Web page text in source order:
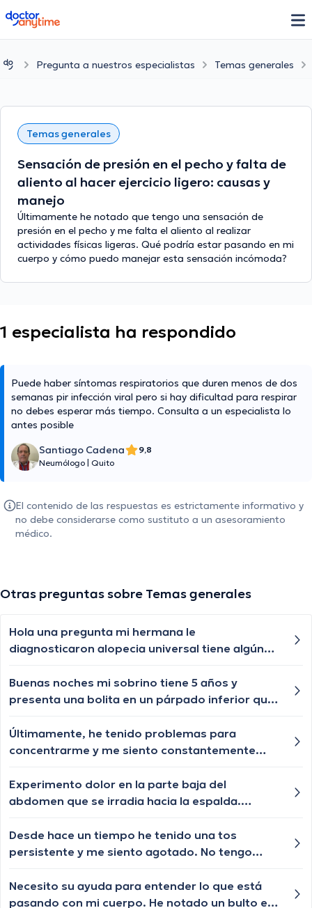
doctoranytime
Pregunta a nuestros especialistas Temas generales
Temas generales
Sensación de presión en el pecho y falta de
aliento al hacer ejercicio ligero: causas y
manejo
Últimamente he notado que tengo una sensación de
presión en el pecho y me falta el aliento al realizar
actividades físicas ligeras. Qué podría estar pasando en mi
cuerpo y cómo puedo manejar esta sensación incómoda?
1 especialista ha respondido
Puede haber síntomas respiratorios que duren menos de dos
semanas pir infección viral pero si hay dificultad para respirar
no debes esperar más tiempo. Consulta a un especialista lo
antes posible
Santiago Cadena
9,8
Neumólogo Quito
El contenido de las respuestas es estrictamente informativo y
no debe considerarse como sustituto a un asesoramiento
médico.
Otras preguntas sobre Temas generales
Hola una pregunta mi hermana le
diagnosticaron alopecia universal tiene algún
las cejas y pestañas , aunque ya le están
creciendo de a poquito pero lento y chiquititos
pestañas igual algún tratamiento q le ayude a
crecer o esa enfermedad ya no tiene
Buenas noches mi sobrino tiene 5 años y
presenta una bolita en un párpado inferior que
vuelve aparecer, qué especialista nos puede
ayudar?
Últimamente, he tenido problemas para
concentrarme y me siento constantemente
razones detrás de estos problemas de
concentración?
Experimento dolor en la parte baja del
abdomen que se irradia hacia la espalda.
dolor abdominal y cuándo debería buscar
atención médica?
Desde hace un tiempo he tenido una tos
persistente y me siento agotado. No tengo
podría darme alguna idea sobre qué podría
estar causando esta tos y cómo puedo
Necesito su ayuda para entender lo que está
pasando con mi cuerpo. He notado un bulto en